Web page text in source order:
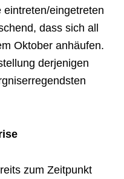
eingetreten
dass sich all
Oktober anhäufen.
derjenigen
zum Zeitpunkt